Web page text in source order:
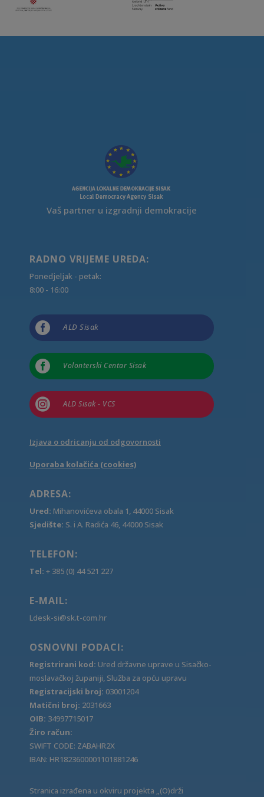
Vaš partner u izgradnji demokracije
RADNO VRIJEME UREDA:
Ponedjeljak - petak:
8:00 - 16:00
 ALD Sisak
 Volonterski Centar Sisak
 ALD Sisak - VCS
Izjava o odricanju od odgovornosti
Uporaba kolačića (cookies)
ADRESA:
Ured: Mihanovićeva obala 1, 44000 Sisak
Sjedište: S. i A. Radića 46, 44000 Sisak
TELEFON:
Tel: + 385 (0) 44 521 227
E-MAIL:
Ldesk-si@sk.t-com.hr
OSNOVNI PODACI:
Registrirani kod: Ured državne uprave u Sisačko-
moslavačkoj županiji, Služba za opću upravu
Registracijski broj: 03001204
Matični broj: 2031663
OIB: 34997715017
Žiro račun:
SWIFT CODE: ZABAHR2X
IBAN: HR1823600001101881246
Stranica izrađena u okviru projekta „(O)drži